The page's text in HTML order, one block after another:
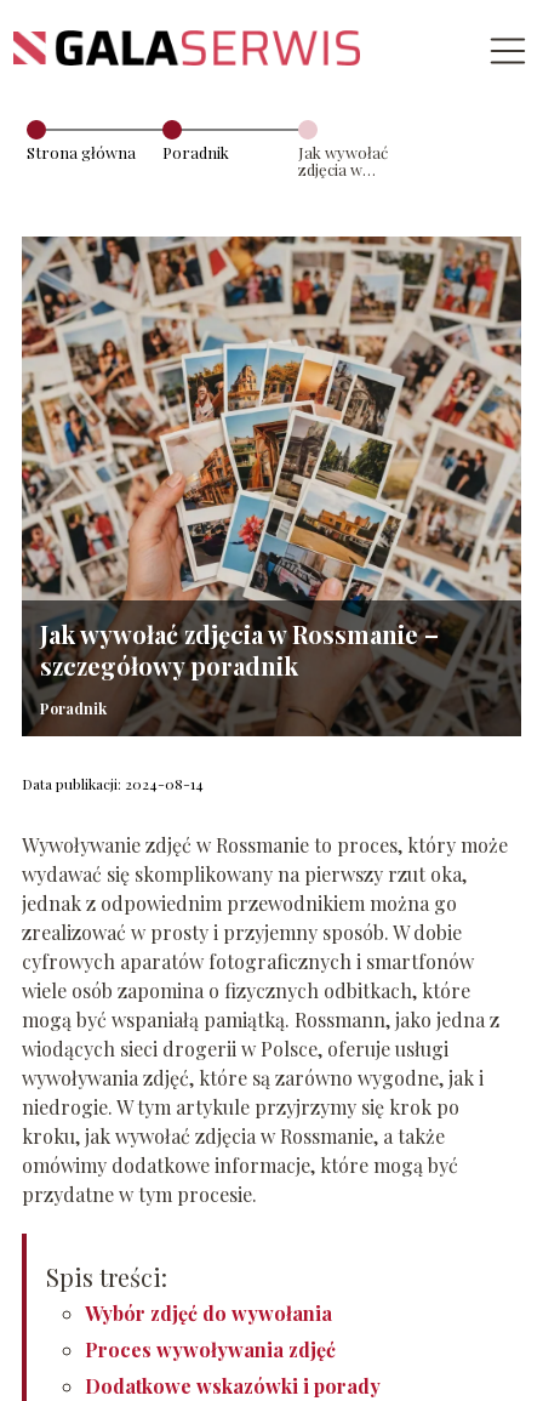
Strona główna Poradnik
Jak wywołać
zdjęcia w
Jak wywołać zdjęcia w Rossmanie –
szczegółowy poradnik
Poradnik
Data publikacji: 2024-08-14
Wywoływanie zdjęć w Rossmanie to proces, który może
wydawać się skomplikowany na pierwszy rzut oka,
jednak z odpowiednim przewodnikiem można go
zrealizować w prosty i przyjemny sposób. W dobie
cyfrowych aparatów fotograficznych i smartfonów
wiele osób zapomina o fizycznych odbitkach, które
mogą być wspaniałą pamiątką. Rossmann, jako jedna z
wiodących sieci drogerii w Polsce, oferuje usługi
wywoływania zdjęć, które są zarówno wygodne, jak i
niedrogie. W tym artykule przyjrzymy się krok po
kroku, jak wywołać zdjęcia w Rossmanie, a także
omówimy dodatkowe informacje, które mogą być
przydatne w tym procesie.
Spis treści:
Wybór zdjęć do wywołania
Proces wywoływania zdjęć
Dodatkowe wskazówki i porady